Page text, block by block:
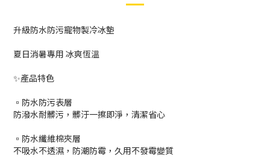
升級防水防污寵物製冷冰墊
夏日消暑專用 冰爽恆溫
✨產品特色
▫️防水防污表層
防潑水耐髒污，髒汙一擦即淨，清潔省心
▫️防水纖維棉夾層
不吸水不透濕，防潮防霉，久用不發霉變質